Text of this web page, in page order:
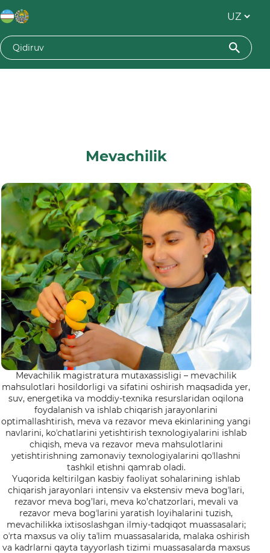
Mevachilik
Mevachilik magistratura mutaxassisligi – mevachilik
mahsulotlari hosildorligi va sifatini oshirish maqsadida yer,
suv, energetika va moddiy-texnika resurslaridan oqilona
foydalanish va ishlab chiqarish jarayonlarini
optimallashtirish, meva va rezavor meva ekinlarining yangi
navlarini, koʼchatlarini yetishtirish texnologiyalarini ishlab
chiqish, meva va rezavor meva mahsulotlarini
yetishtirishning zamonaviy texnologiyalarini qoʼllashni
tashkil etishni qamrab oladi.
Yuqorida keltirilgan kasbiy faoliyat sohalarining ishlab
chiqarish jarayonlari intensiv va ekstensiv meva bogʼlari,
rezavor meva bog’lari, meva ko’chatzorlari, mevali va
rezavor meva bogʼlarini yaratish loyihalarini tuzish,
mevachilikka ixtisoslashgan ilmiy-tadqiqot muassasalari;
oʼrta maxsus va oliy taʼlim muassasalarida, malaka oshirish
va kadrlarni qayta tayyorlash tizimi muassasalarda maxsus